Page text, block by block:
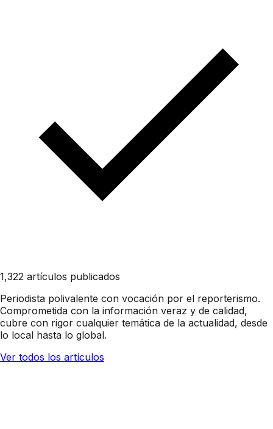
1,322 artículos publicados
Periodista polivalente con vocación por el reporterismo.
Comprometida con la información veraz y de calidad,
cubre con rigor cualquier temática de la actualidad, desde
lo local hasta lo global.
Ver todos los artículos